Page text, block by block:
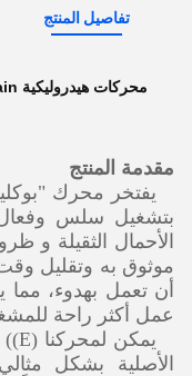
تفاصيل المنتج
محركات هيدروليكية Poclain فعالة
مقدمة المنتج
يفتخر محرك
بتشغيل سلس وفعال
الأحمال الثقيلة و
موثوق به وتقليل وقت
أن تعمل بهدوء،
عمل أكثر راحة
الأصلية بشكل